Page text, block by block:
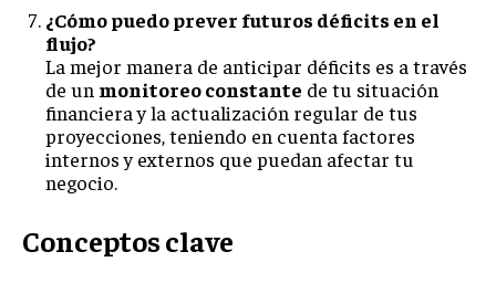
¿Cómo puedo prever futuros déficits en el
flujo?
La mejor manera de anticipar déficits es a través
de un monitoreo constante de tu situación
financiera y la actualización regular de tus
proyecciones, teniendo en cuenta factores
internos y externos que puedan afectar tu
negocio.
Conceptos clave